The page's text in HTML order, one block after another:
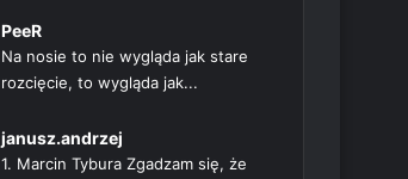
PeeR
Na nosie to nie wygląda jak stare
rozcięcie, to wygląda jak...
janusz.andrzej
1. Marcin Tybura Zgadzam się, że